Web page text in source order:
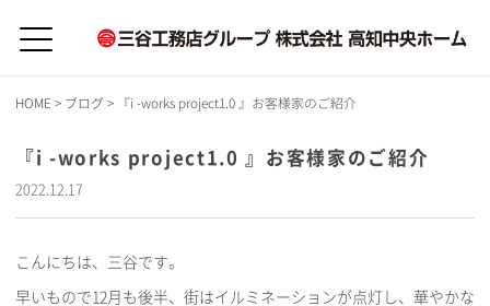
HOME > ブログ > 『i -works project1.0 』お客様家のご紹介
『i -works project1.0 』お客様家のご紹介
2022.12.17
こんにちは、三谷です。
早いもので12月も後半、街はイルミネーションが点灯し、華やかな